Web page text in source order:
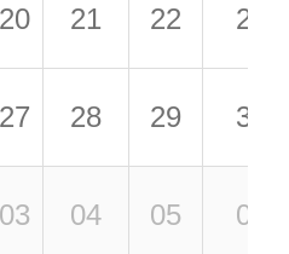
20 21 22 23
27 28 29 30
03 04 05 06